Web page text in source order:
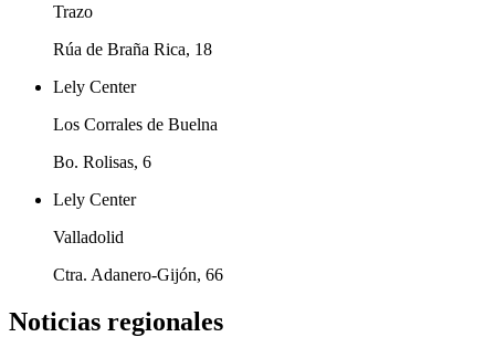
Trazo
Rúa de Braña Rica, 18
Lely Center
Los Corrales de Buelna
Bo. Rolisas, 6
Lely Center
Valladolid
Ctra. Adanero-Gijón, 66
Noticias regionales